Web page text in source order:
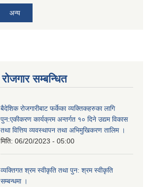
अन्य
रोजगार सम्बन्धित
बैदेशिक रोजगारीबाट फर्केका व्यक्तिकहरुका लागि
पुन:एकीकरण कार्यक्रम अन्तर्गत १० दिने उद्यम विकास
तथा वित्तिय व्यवस्थापन तथा अभिमुखिकरण तालिम ।
मिति: 06/20/2023 - 05:00
व्यक्तिगत श्रम स्वीकृति तथा पुन: श्रम स्वीकृति
सम्बन्धमा ।